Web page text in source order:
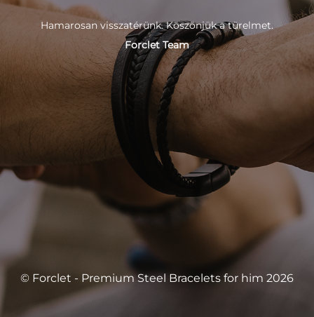
Hamarosan visszatérünk. Köszönjük a türelmet.
Forclet Team
© Forclet - Premium Steel Bracelets for him 2026